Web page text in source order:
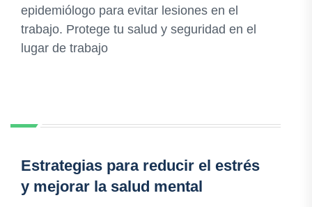
epidemiólogo para evitar lesiones en el
trabajo. Protege tu salud y seguridad en el
lugar de trabajo
Estrategias para reducir el estrés
y mejorar la salud mental